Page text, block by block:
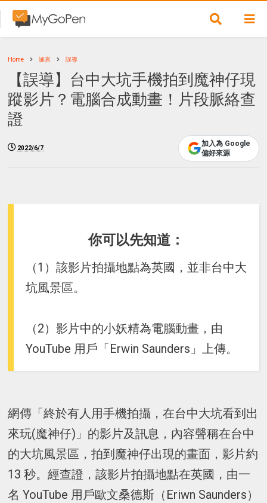
Home 謠言 誤導
【誤導】台中大坑手機拍到魔神仔現
蹤影片？電腦合成動畫！片段脈絡查
證
2022/6/7
加入為 Google
偏好來源
你可以先知道：
（1）該影片拍攝地點為英國，並非台中大
坑風景區。
（2）影片中的小妖精為電腦動畫，由
YouTube 用戶「Erwin Saunders」上傳。
網傳「終於有人用手機拍攝，在台中大坑看到出
來玩(魔神仔)」的影片及訊息，內容聲稱在台中
的大坑風景區，拍到魔神仔出現的畫面，影片約
13 秒。經查證，該影片拍攝地點在英國，由一
名 YouTube 用戶歐文桑德斯（Eriwn Saunders）